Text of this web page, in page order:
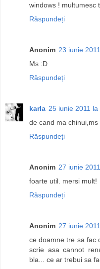
windows ! multumesc
Răspundeți
Anonim 23 iunie
Ms :D
Răspundeți
karla 25 iunie 2011 la
de cand ma chinui,ms
Răspundeți
Anonim 27 iunie
foarte util. mersi mult!
Răspundeți
Anonim 27 iunie
ce doamne tre sa fac
scrie asa cannot
bla... ce ar trebui sa